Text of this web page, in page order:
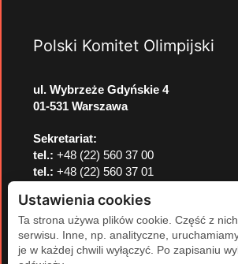
Polski Komitet Olimpijski
ul. Wybrzeże Gdyńskie 4
01-531 Warszawa
Sekretariat:
tel.: +48 (22) 560 37 00
tel.: +48 (22) 560 37 01
Ustawienia cookies
Ta strona używa plików cookie. Część z
serwisu. Inne, np. analityczne,
je w każdej chwili wyłączyć. Po zapisaniu